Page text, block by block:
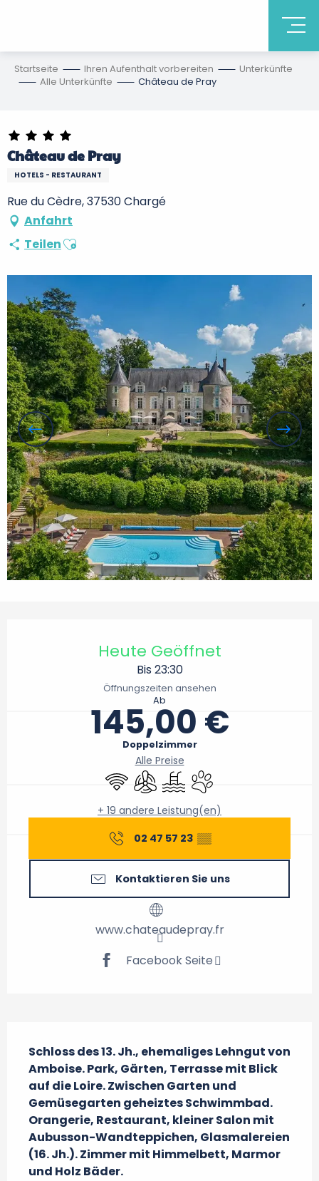
Startseite Ihren Aufenthalt vorbereiten
Unterkünfte
Alle Unterkünfte
Château de Pray
Château de Pray
HOTELS - RESTAURANT
Rue du Cèdre, 37530 Chargé
Anfahrt
TeilenAjouter aux favoris
Heute Geöffnet
Bis 23:30
Öffnungszeiten ansehen
Ab
145,00 €
Doppelzimmer
Alle Preise
Wi-Fi Klimaanlage
Schwimmbad
Tiere erlaubt
+ 19 andere Leistung(en)
02 47 57 23 ▒▒
Kontaktieren Sie uns
www.chateaudepray.fr
Facebook Seite
Schloss des 13. Jh., ehemaliges Lehngut von
Amboise. Park, Gärten, Terrasse mit Blick
auf die Loire. Zwischen Garten und
Gemüsegarten geheiztes Schwimmbad.
Orangerie, Restaurant, kleiner Salon mit
Aubusson-Wandteppichen, Glasmalereien
(16. Jh.). Zimmer mit Himmelbett, Marmor
und Holz Bäder.